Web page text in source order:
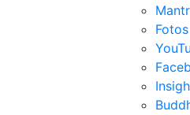
Fotos